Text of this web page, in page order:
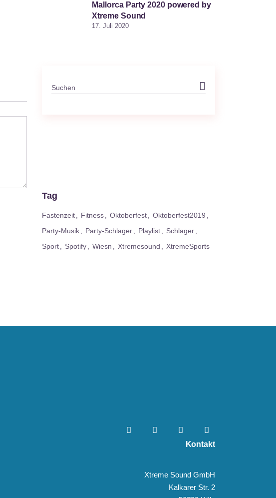
Mallorca Party 2020 powered by
Xtreme Sound
17. Juli 2020
Search
for:
Tag
Fastenzeit Fitness Oktoberfest
Oktoberfest2019
Party-Musik
Party-Schlager Playlist
Schlager
Sport
Spotify Wiesn Xtremesound XtremeSports
Kontakt
Xtreme Sound GmbH
Kalkarer Str. 2